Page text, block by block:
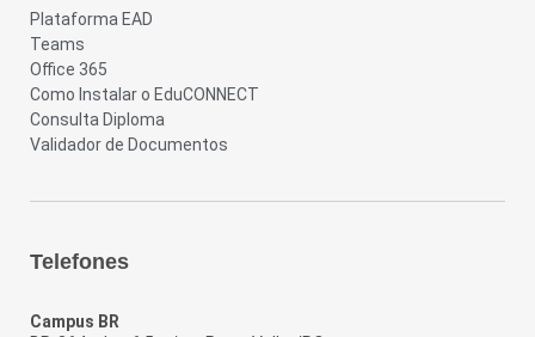
Plataforma EAD
Teams
Office 365
Como Instalar o EduCONNECT
Consulta Diploma
Validador de Documentos
Telefones
Campus BR